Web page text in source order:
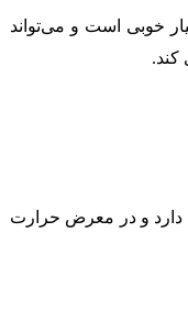
خوبی است و می‌تواند
کند.
دارد و در معرض حرارت